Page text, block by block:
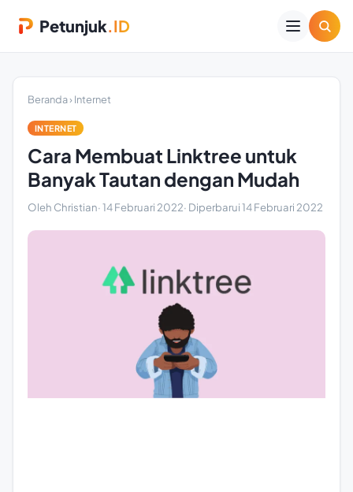
Petunjuk.ID
Beranda›Internet
INTERNET
Cara Membuat Linktree untuk
Banyak Tautan dengan Mudah
Oleh Christian·14 Februari 2022· Diperbarui14 Februari 2022